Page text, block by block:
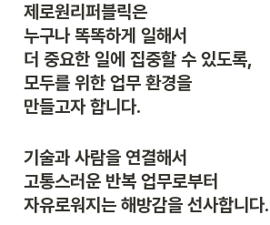
제로원리퍼블릭은
누구나 똑똑하게 일해서
더 중요한 일에 집중할 수 있도록,
모두를 위한 업무 환경을
만들고자 합니다.
기술과 사람을 연결해서
고통스러운 반복 업무로부터
자유로워지는 해방감을 선사합니다.